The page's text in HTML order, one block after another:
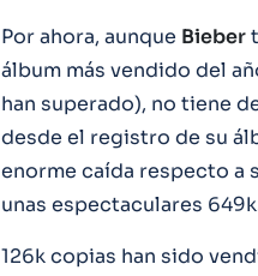
Por ahora, aunque Bieber
álbum más vendido del
han superado), no tiene
desde el registro de su
enorme caída respecto a
unas espectaculares
126k copias han sido